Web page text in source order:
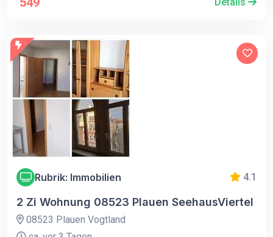
Rubrik: Immobilien 4.1
2 Zi Wohnung 08523 Plauen SeehausViertel
08523 Plauen Vogtland